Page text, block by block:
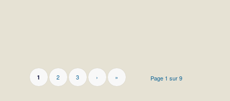
Page 1 sur 9
1 2 3 › »